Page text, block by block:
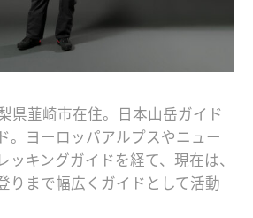
県韮崎市在住。日本山岳ガイド
。ヨーロッパアルプスやニュー
ッキングガイドを経て、現在は、
りまで幅広くガイドとして活動